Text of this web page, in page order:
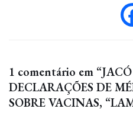
1 comentário em
DECLARAÇÕES DE
SOBRE VACINAS,